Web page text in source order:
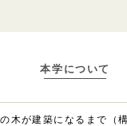
本学について
の木が建築になるまで